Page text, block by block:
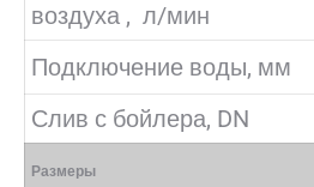
воздуха , л/мин
Подключение воды, мм
Слив с бойлера, DN
Размеры